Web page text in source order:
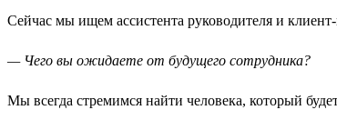
Сейчас мы ищем ассистента руководителя и
— Чего вы ожидаете от будущего сотрудника?
Мы всегда стремимся найти человека, который